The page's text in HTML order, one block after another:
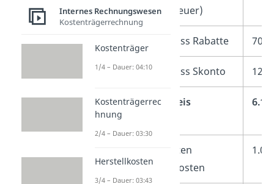
ohne Vorsteuer)
Preisnachlass Rabatte 700
– Preisnachlass Skonto 126
= Einkaufspreis
Bezugskosten
Transportkosten
Internes Rechnungswesen
Kostenträgerrechnung
Kostenträger
1/4 – Dauer: 04:10
Kostenträgerrec
hnung
2/4 – Dauer: 03:30
Herstellkosten
3/4 – Dauer: 03:43